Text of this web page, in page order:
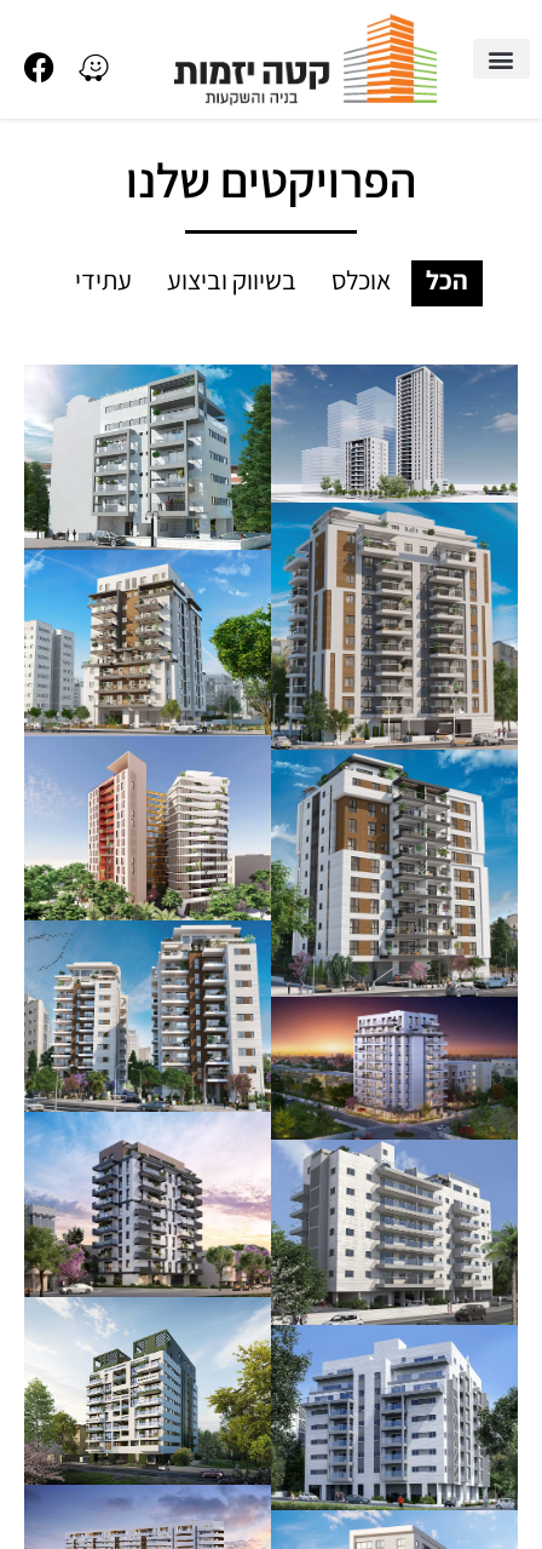
הפרויקטים שלנו
הכל אוכלס בשיווק וביצוע עתידי
ז'בוטינסקי 19
עתידי
חפץ חיים 43
אוכלס
ברנדה – פיארברג
אוכלס
נוה עוז הירוקה
אוכלס
הרצל 86-88
עתידי
קטה בכפר גנים |
בית טופז
אוכלס
נוה גן החדשה
אוכלס
העצמאות 22
בשיווק וביצוע
קק"ל 17
בשיווק וביצוע
נוה גן החדשה –
שלב א'
אוכלס